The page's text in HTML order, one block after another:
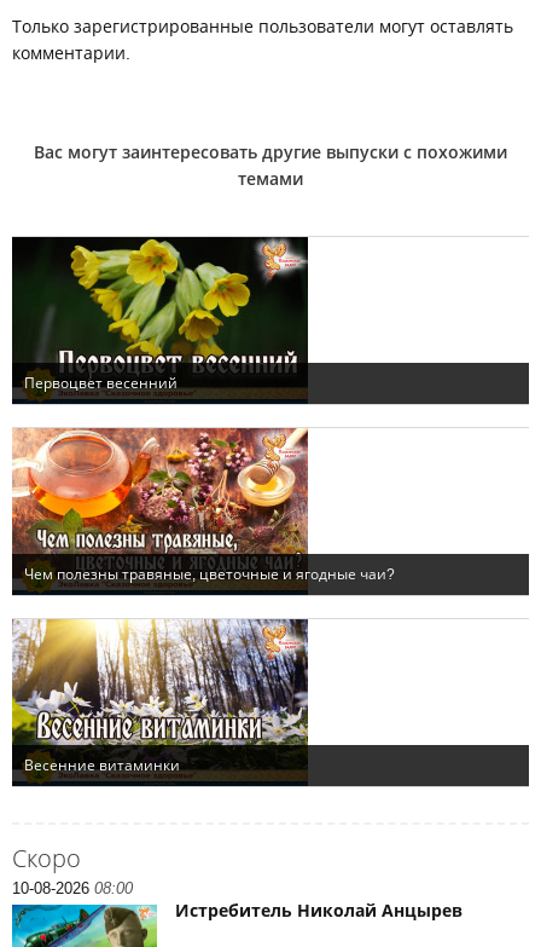
Скоро
10-08-2026 08:00
Истребитель Николай Анцырев
Только зарегистрированные пользователи могут оставлять
комментарии.
Вас могут заинтересовать другие выпуски с похожими
темами